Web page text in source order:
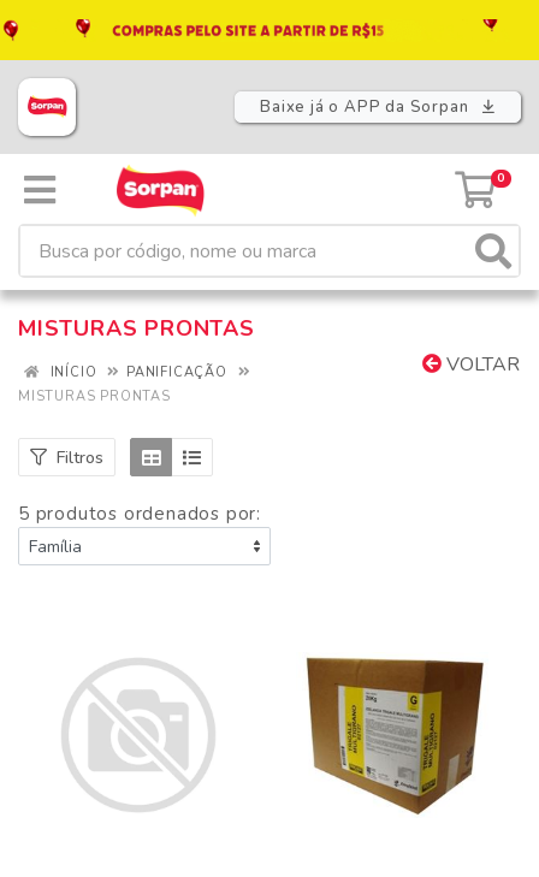
Baixe já o APP da Sorpan
0
MISTURAS PRONTAS
VOLTAR
INÍCIO
PANIFICAÇÃO
MISTURAS PRONTAS
Filtros
5 produtos ordenados por: